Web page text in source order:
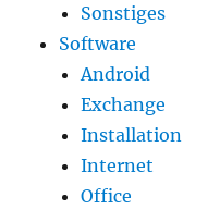
Sonstiges
Software
Android
Exchange
Installation
Internet
Office